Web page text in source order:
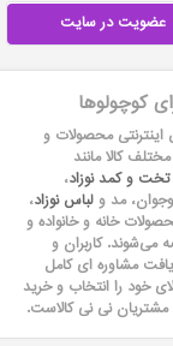
عضویت در سایت
کوچولوها
اینترنتی محصولات و
کالا مانند
تخت و کمد نوزاد،
مد و لباس نوزاد،
خانه و خانواده و
می‏‏‏‌شوند. کاربران و
مشاوره ای کامل
خود را انتخاب و خرید
مشتریان نی نی کالاست.